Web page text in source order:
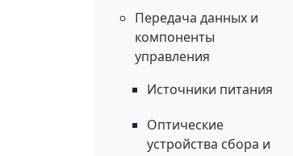
Передача данных и
компоненты
управления
Источники питания
Оптические
устройства сбора и